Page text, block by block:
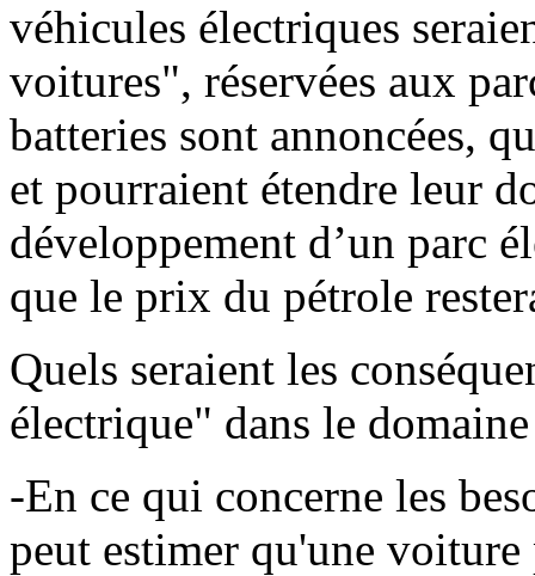
véhicules électriques
voitures", réservées aux
batteries sont annoncées,
et pourraient étendre leur
développement d’un parc
que le prix du pétrole
Quels seraient les
électrique" dans le
-En ce qui concerne les
peut estimer qu'une